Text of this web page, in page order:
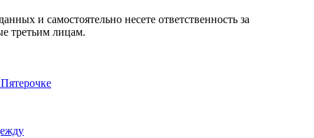
и самостоятельно несете ответственность за
третьим лицам.